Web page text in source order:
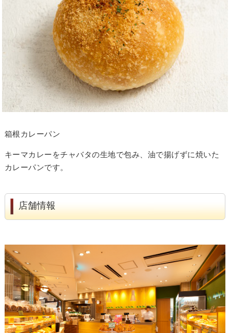
箱根カレーパン
キーマカレーをチャバタの生地で包み、油で揚げずに焼いた
カレーパンです。
店舗情報